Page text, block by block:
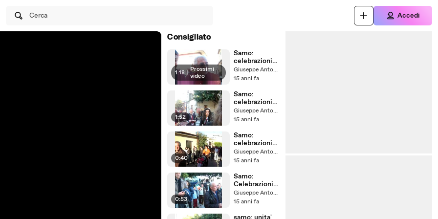
Cerca Accedi
Consigliato
1:18 | Prossimi
video
Samo:
celebrazioni
150°
anniversario
6
Giuseppe Antonelli
15 anni fa
1:52
Samo:
celebrazioni
150°
anniversario
5
Giuseppe Antonelli
15 anni fa
0:40
Samo:
celebrazioni
150°
anniversario
4
Giuseppe Antonelli
15 anni fa
0:53
Samo:
Celebrazioni
150°anniversa
rio Unità
Giuseppe Antonelli
15 anni fa